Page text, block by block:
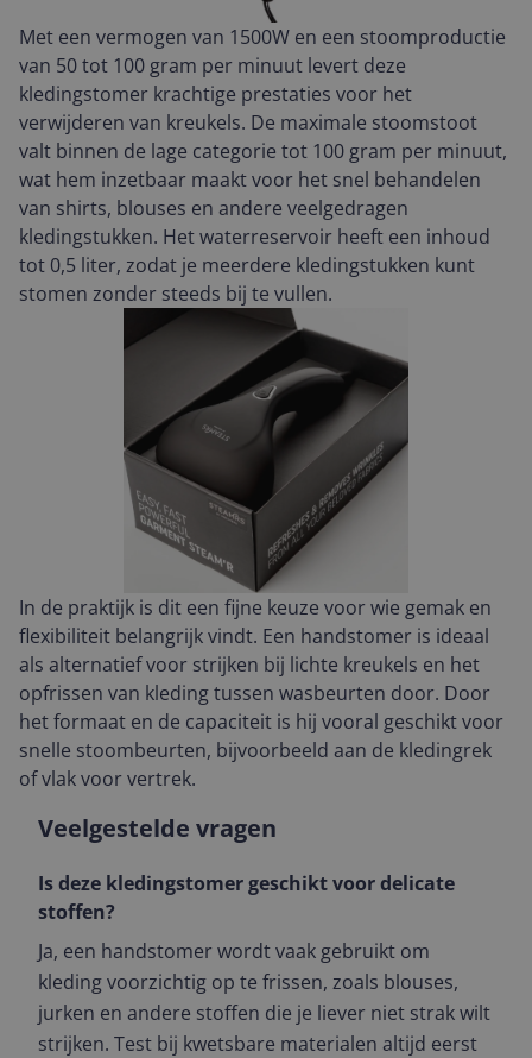
Met een vermogen van 1500W en een stoomproductie
van 50 tot 100 gram per minuut levert deze
kledingstomer krachtige prestaties voor het
verwijderen van kreukels. De maximale stoomstoot
valt binnen de lage categorie tot 100 gram per minuut,
wat hem inzetbaar maakt voor het snel behandelen
van shirts, blouses en andere veelgedragen
kledingstukken. Het waterreservoir heeft een inhoud
tot 0,5 liter, zodat je meerdere kledingstukken kunt
stomen zonder steeds bij te vullen.
In de praktijk is dit een fijne keuze voor wie gemak en
flexibiliteit belangrijk vindt. Een handstomer is ideaal
als alternatief voor strijken bij lichte kreukels en het
opfrissen van kleding tussen wasbeurten door. Door
het formaat en de capaciteit is hij vooral geschikt voor
snelle stoombeurten, bijvoorbeeld aan de kledingrek
of vlak voor vertrek.
Veelgestelde vragen
Is deze kledingstomer geschikt voor delicate
stoffen?
Ja, een handstomer wordt vaak gebruikt om
kleding voorzichtig op te frissen, zoals blouses,
jurken en andere stoffen die je liever niet strak wilt
strijken. Test bij kwetsbare materialen altijd eerst